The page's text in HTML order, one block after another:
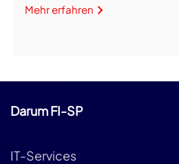
Mehr erfahren
Darum FI-SP
IT-Services